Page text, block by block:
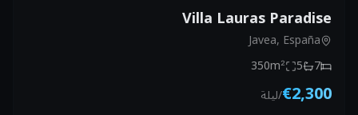
Villa Lauras Paradise
Javea, España
7
5
350m²
€2,300
/ليلة